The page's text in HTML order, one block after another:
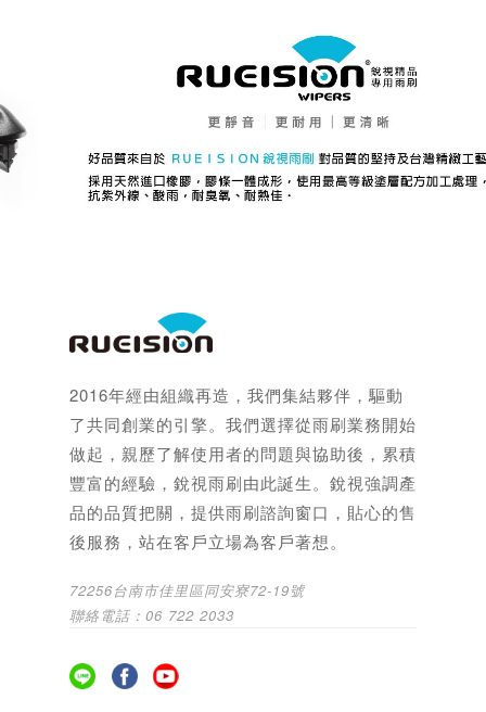
2016年經由組織再造，我們集結夥伴，驅動
了共同創業的引擎。我們選擇從雨刷業務開始
做起，親歷了解使用者的問題與協助後，累積
豐富的經驗，銳視雨刷由此誕生。銳視強調產
品的品質把關，提供雨刷諮詢窗口，貼心的售
後服務，站在客戶立場為客戶著想。
72256台南市佳里區同安寮72-19號
聯絡電話：06 722 2033